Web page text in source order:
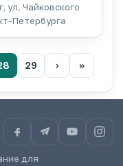
ул. Чайковского
Петербурга
29 › »
для